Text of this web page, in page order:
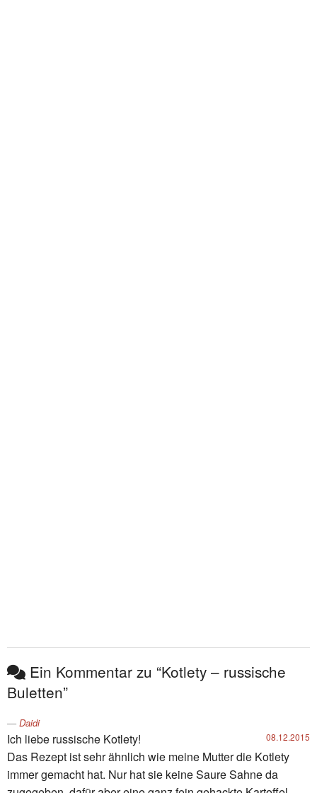
Ein Kommentar zu “Kotlety – russische
Buletten”
Daidi
08.12.2015
Ich liebe russische Kotlety!
Das Rezept ist sehr ähnlich wie meine Mutter die Kotlety
immer gemacht hat. Nur hat sie keine Saure Sahne da